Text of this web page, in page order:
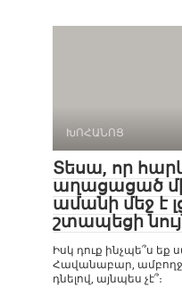
ԽՈՀԱՆՈՑ
Տեսա, որ
աղացացած
ամանի մեջ է
շտապեցի
Իսկ դուք ինչպե՞ս
Հավանաբար,
դնելով, այնպես չէ՞։